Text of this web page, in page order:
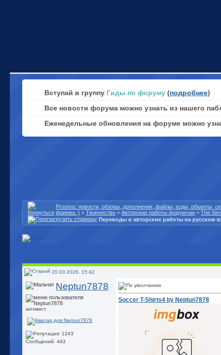
Вступай в группу Гиды по форуму (подробнее)
Все новости форума можно узнать из нашего
Еженедельные обновления на форуме можно
Prosims: новости, обзоры, дополнения, файлы, коды, объекты,
форева ;) > Творчество > Авторские работы форумчан > The
Переводы и авторские работы на русском
20.03.2026, 15:42
Neptun7878
активист
Сообщений: 443
Soccer T-Shirts4 by Neptun7878